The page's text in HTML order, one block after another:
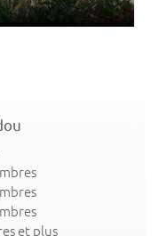
et plus